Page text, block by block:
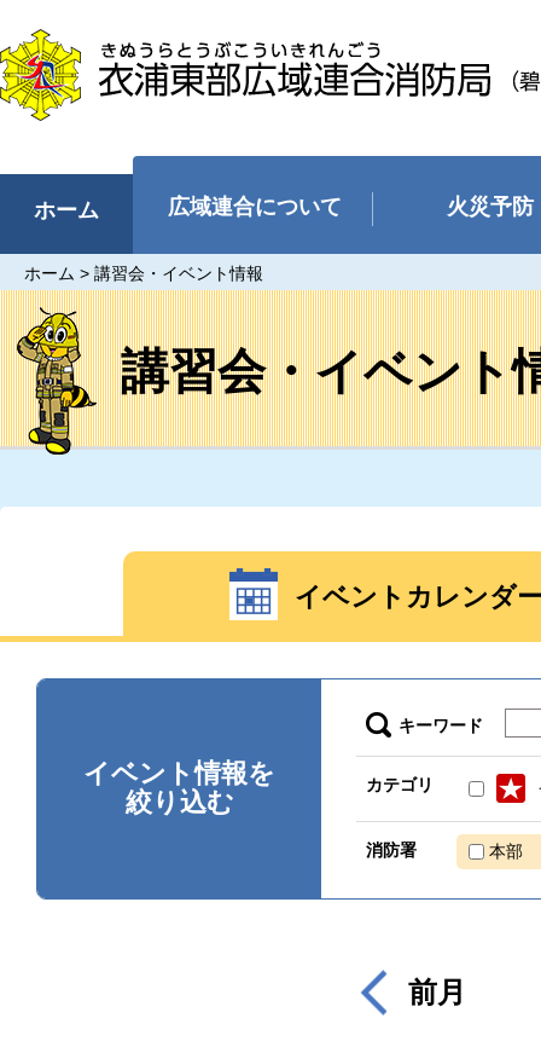
衣浦東部広域連合消防局（碧南
市、刈谷市、安城市、知立市、高
浜市）
ホーム 広域連合について 火災予防
ホーム > 講習会・イベント情報
講習会・イベント
イベントカレンダ
イベント情報を
絞り込む
キーワード
カテゴリ
消防署 本部
前月